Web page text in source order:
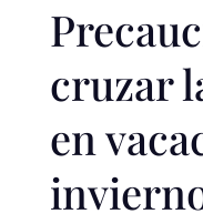
cruzar
en